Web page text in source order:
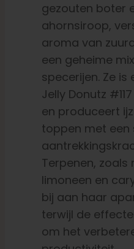
gezouten boter
ahornsiroop,
aroma van
een geheime
specerijen. Ze is
Jelly Donutz
en produceert
toppen met een
Terpenen, zoals
limoneen en
bij aan haar
terwijl de
om het